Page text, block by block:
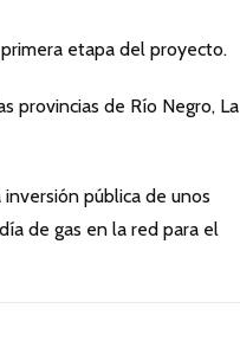
etapa del proyecto.
provincias de Río Negro, La
pública de unos
de gas en la red para el